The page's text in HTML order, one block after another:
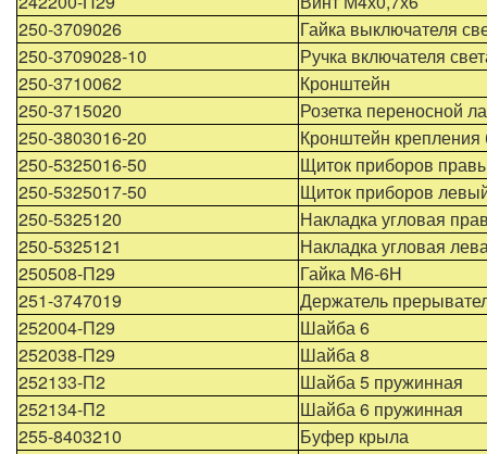
250-3709026
Гайка выключателя
250-3709028-10
Ручка включателя
250-3710062
Кронштейн
250-3715020
Розетка переносной
250-3803016-20
Кронштейн
250-5325016-50
Щиток приборов
250-5325017-50
Щиток приборов
250-5325120
Накладка угловая
250-5325121
Накладка угловая
250508-П29
Гайка М6-6Н
251-3747019
Держатель
252004-П29
Шайба 6
252038-П29
Шайба 8
252133-П2
Шайба 5 пружинная
252134-П2
Шайба 6 пружинная
255-8403210
Буфер крыла